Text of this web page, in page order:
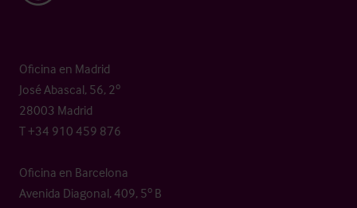
Oficina en Madrid
José Abascal, 56, 2º
28003 Madrid
T +34 910 459 876
Oficina en Barcelona
Avenida Diagonal, 409, 5º B